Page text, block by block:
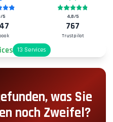
/5 4,8/5
767
Trustpilot
13 Services
+2.00€
+5.00€
was Sie
noch Zweifel?